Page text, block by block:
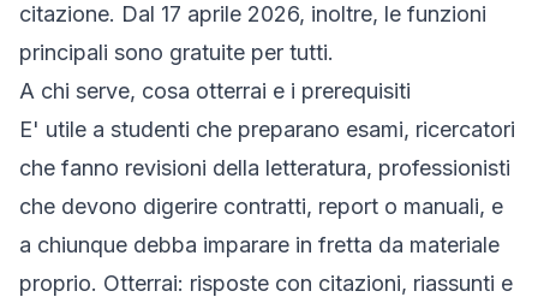
citazione. Dal 17 aprile 2026, inoltre, le funzioni
principali sono gratuite per tutti.
A chi serve, cosa otterrai e i prerequisiti
E' utile a studenti che preparano esami, ricercatori
che fanno revisioni della letteratura, professionisti
che devono digerire contratti, report o manuali, e
a chiunque debba imparare in fretta da materiale
proprio. Otterrai: risposte con citazioni, riassunti e